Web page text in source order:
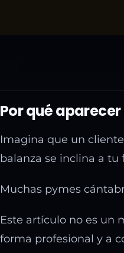
Por qué
Imagina que un
balanza se inclina a
Muchas pymes
Este artículo no es un
forma profesional y a